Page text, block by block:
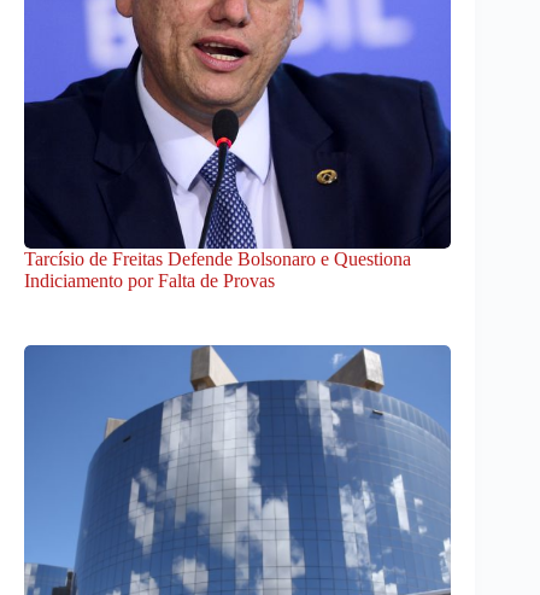
Tarcísio de Freitas Defende Bolsonaro e Questiona
Indiciamento por Falta de Provas